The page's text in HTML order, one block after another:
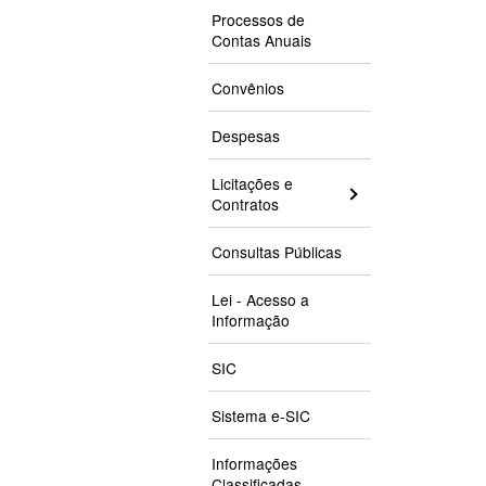
Processos de
Contas Anuais
Convênios
Despesas
Licitações e
Contratos
Consultas Públicas
Lei - Acesso a
Informação
SIC
Sistema e-SIC
Informações